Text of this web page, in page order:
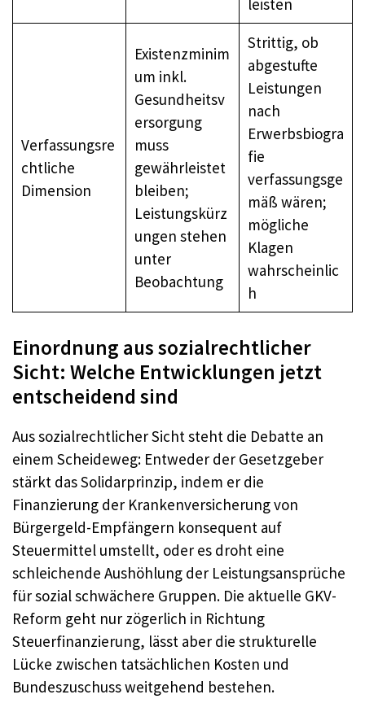
Verfassungsre
chtliche
Dimension
Existenzminim
um inkl.
Gesundheitsv
ersorgung
muss
gewährleistet
bleiben;
Leistungskürz
ungen stehen
unter
Beobachtung
Strittig, ob
abgestufte
Leistungen
nach
Erwerbsbiogra
fie
verfassungsge
mäß wären;
mögliche
Klagen
wahrscheinlic
h
Einordnung aus sozialrechtlicher
Sicht: Welche Entwicklungen jetzt
entscheidend sind
Aus sozialrechtlicher Sicht steht die Debatte an
einem Scheideweg: Entweder der Gesetzgeber
stärkt das Solidarprinzip, indem er die
Finanzierung der Krankenversicherung von
Bürgergeld-Empfängern konsequent auf
Steuermittel umstellt, oder es droht eine
schleichende Aushöhlung der Leistungsansprüche
für sozial schwächere Gruppen. Die aktuelle GKV-
Reform geht nur zögerlich in Richtung
Steuerfinanzierung, lässt aber die strukturelle
Lücke zwischen tatsächlichen Kosten und
Bundeszuschuss weitgehend bestehen.